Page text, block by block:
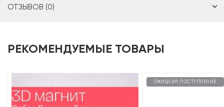
ОТЗЫВОВ (0)
РЕКОМЕНДУЕМЫЕ ТОВАРЫ
ОЖИДАЕМ ПОСТУПЛЕНИЕ